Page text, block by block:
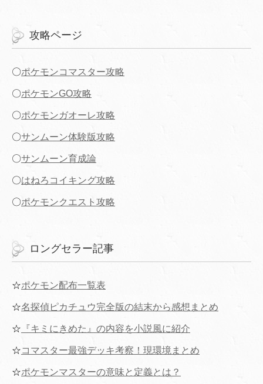
攻略ページ
〇ポケモンコマスター攻略
〇ポケモンGO攻略
〇ポケモンガオーレ攻略
〇サンムーン体験版攻略
〇サンムーン育成論
〇はねろコイキング攻略
〇ポケモンクエスト攻略
ロングセラー記事
☆ポケモン配布一覧表
☆名探偵ピカチュウ完全版の結末から感想まとめ
☆ 『キミにきめた』の内容を小説風に紹介
☆コマスター最強デッキ考察！現環境まとめ
☆ポケモンマスターの意味と定義とは？